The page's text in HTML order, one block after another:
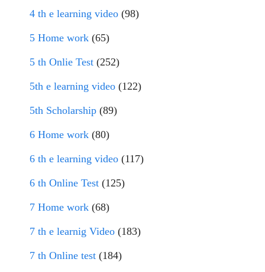
4 th e learning video (98)
5 Home work (65)
5 th Onlie Test (252)
5th e learning video (122)
5th Scholarship (89)
6 Home work (80)
6 th e learning video (117)
6 th Online Test (125)
7 Home work (68)
7 th e learnig Video (183)
7 th Online test (184)